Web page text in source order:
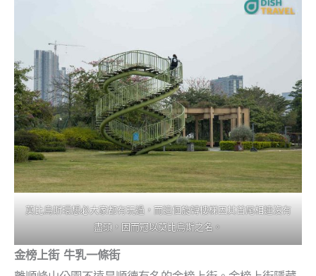
莫比烏斯環想必大家都有玩過，而這個旋轉樓梯因其首尾相連沒有
盡頭，因而冠以莫比烏斯之名。
金榜上街 牛乳一條街